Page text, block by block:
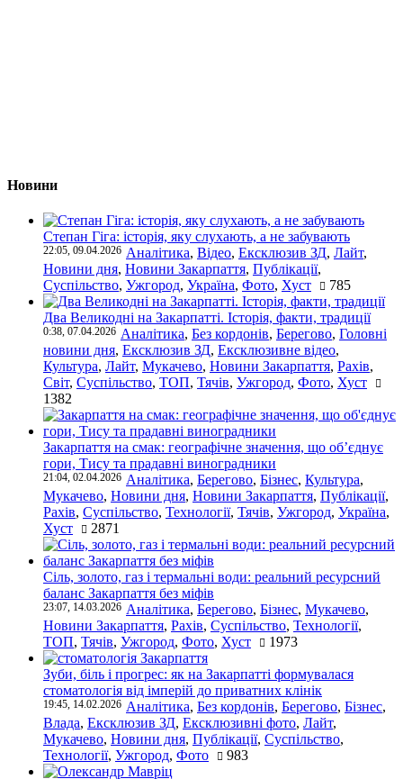
Новини
Степан Гіга: історія, яку слухають, а не забувають
22:05, 09.04.2026 Аналітика, Відео, Ексклюзив ЗД, Лайт,
Новини дня, Новини Закарпаття, Публікації,
Суспільство, Ужгород, Україна, Фото, Хуст 785
Два Великодні на Закарпатті. Історія, факти, традиції
0:38, 07.04.2026 Аналітика, Без кордонів, Берегово, Головні
новини дня, Ексклюзив ЗД, Ексклюзивне відео,
Культура, Лайт, Мукачево, Новини Закарпаття, Рахів,
Світ, Суспільство, ТОП, Тячів, Ужгород, Фото, Хуст
1382
Закарпаття на смак: географічне значення, що об’єднує
гори, Тису та прадавні виноградники
21:04, 02.04.2026 Аналітика, Берегово, Бізнес, Культура,
Мукачево, Новини дня, Новини Закарпаття, Публікації,
Рахів, Суспільство, Технології, Тячів, Ужгород, Україна,
Хуст
2871
Сіль, золото, газ і термальні води: реальний ресурсний
баланс Закарпаття без міфів
23:07, 14.03.2026 Аналітика, Берегово, Бізнес, Мукачево,
Новини Закарпаття, Рахів, Суспільство, Технології,
ТОП, Тячів, Ужгород, Фото, Хуст 1973
Зуби, біль і прогрес: як на Закарпатті формувалася
стоматологія від імперій до приватних клінік
19:45, 14.02.2026 Аналітика, Без кордонів, Берегово, Бізнес,
Влада, Ексклюзив ЗД, Ексклюзивні фото, Лайт,
Мукачево, Новини дня, Публікації, Суспільство,
Технології, Ужгород, Фото 983